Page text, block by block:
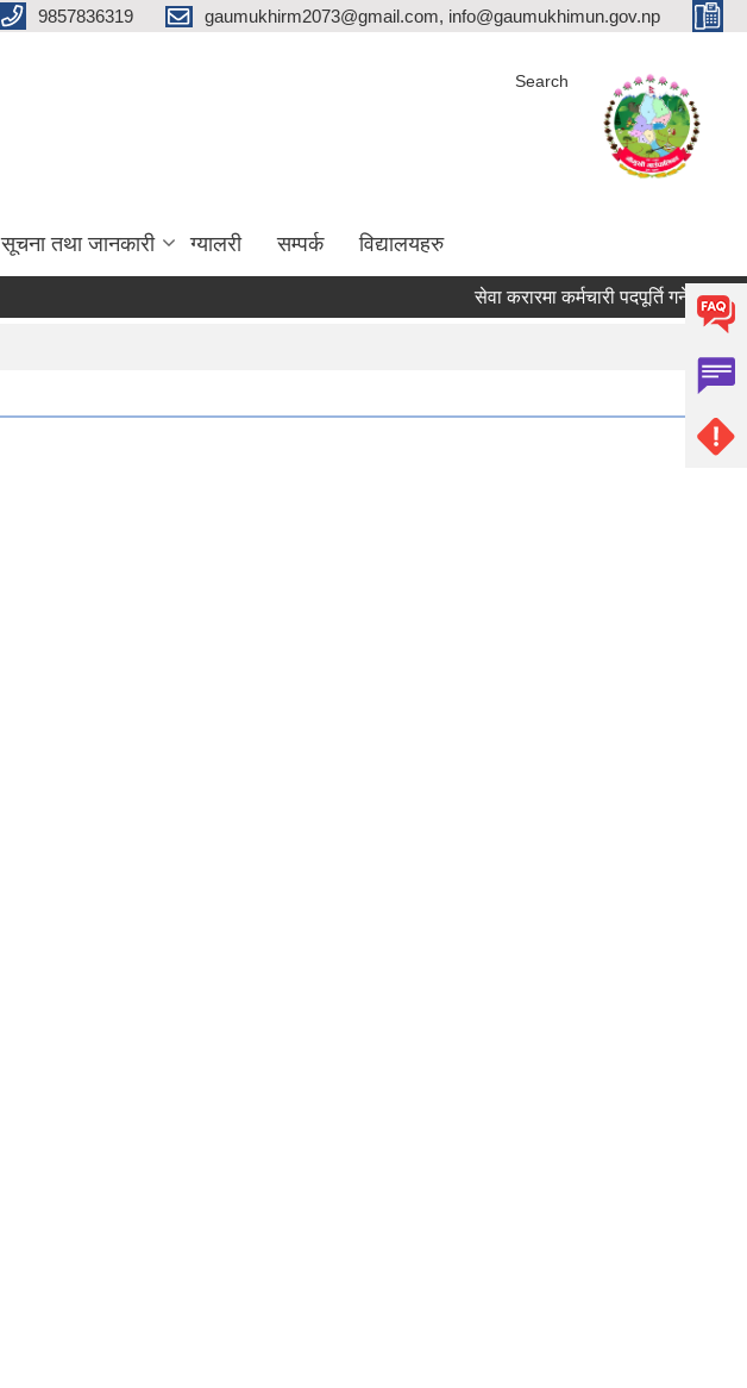
9857836319 gaumukhirm2073@gmail.com, info@gaumukhimun.gov.np
Search
सूचना तथा जानकारी ग्यालरी सम्पर्क विद्यालयहरु
सेवा करारमा कर्मचारी पदपूर्ति गर्ने सम्बन्धी सूचना